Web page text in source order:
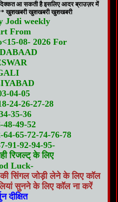
आ सकती है इसलिए आदर ब्राउज़र में
खुशखबरी खुशखबरी खुशखबरी
Jodi weekly
From
08- 2026 For
04-05
24-26-27-28
35-36
48-49-52
64-65-72-74-76-78
91-92-94-95-
रिजल्ट् के लिए
Luck-
सिंगल जोड़ी लेने के लिए कॉल
सुनने के लिए कॉल ना करें
दीक्षित